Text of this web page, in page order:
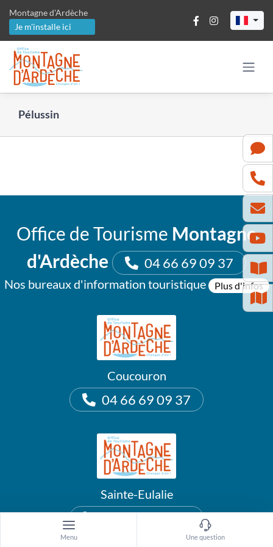
contenu
Montagne d'Ardèche
Je m'installe ici
Pélussin
Office de Tourisme Montagne
d'Ardèche
04 66 69 09 37
Nos bureaux d'information touristique Plus d'infos
Coucouron
04 66 69 09 37
Sainte-Eulalie
04 75 38 89 78
Menu Une question